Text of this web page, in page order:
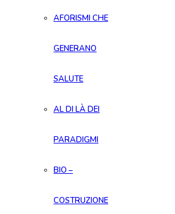
AFORISMI CHE
GENERANO
SALUTE
AL DI LÀ DEI
PARADIGMI
BIO –
COSTRUZIONE